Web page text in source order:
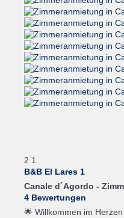
2 1
B&B El Lares 1
Canale d´Agordo -
4 Bewertungen
🌟 Willkommen im